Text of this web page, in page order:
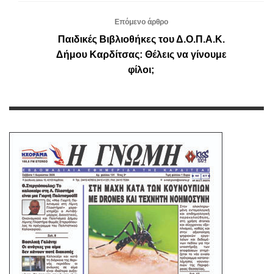
Επόμενο άρθρο
Παιδικές Βιβλιοθήκες του Δ.Ο.Π.Α.Κ.
Δήμου Καρδίτσας: Θέλεις να γίνουμε
φίλοι;